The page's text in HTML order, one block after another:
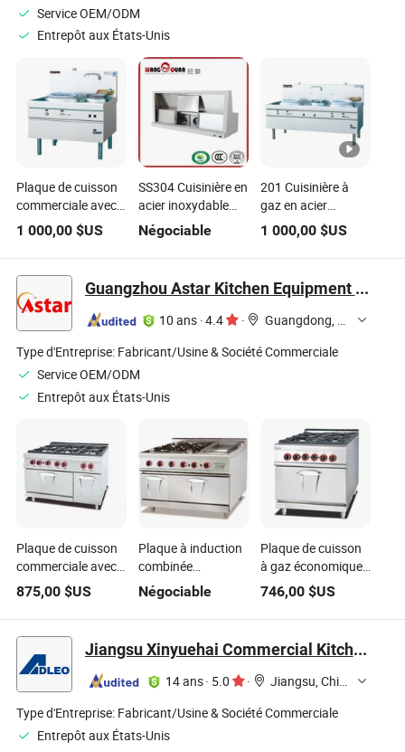
Service OEM/ODM
Entrepôt aux États-Unis
Plaque de cuisson
commerciale avec
2-Burner
1 000,00 $US
SS304 Cuisinière en
acier inoxydable
commercial
Négociable
201 Cuisinière à
gaz en acier
inoxydable à
vendre
1 000,00$US
Guangzhou Astar Kitchen Equipment Co., Ltd.
10 ans ·4.4 ·
Guangdong, China
Type d'Entreprise: Fabricant/Usine & Société Commerciale
Service OEM/ODM
Entrepôt aux États-Unis
Plaque de cuisson
commerciale avec
6-Burner et four à
gaz pour pâtisserie
875,00 $US
Plaque à induction
combinée
électrique de
cuisine avec four à
vendre
équipements de
cuisine
commerciale
combinés
Négociable
Plaque de cuisson
à gaz économique
commerciale avec
4-Burner et four
électrique
746,00$US
Jiangsu Xinyuehai Commercial Kitchenware Co., Ltd
14 ans· 5.0 ·
Jiangsu, China
Type d'Entreprise: Fabricant/Usine & Société Commerciale
Entrepôt aux États-Unis